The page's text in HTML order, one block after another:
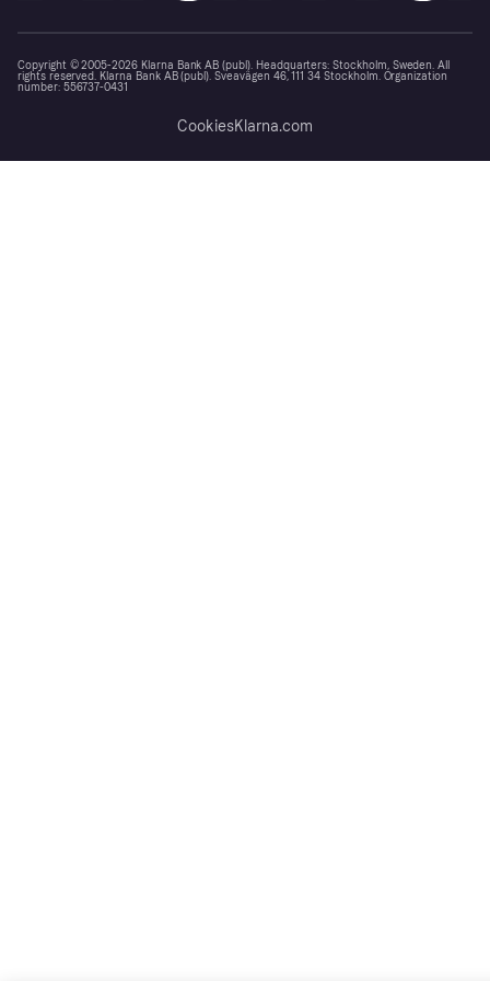
Copyright © 2005-2026 Klarna Bank AB (publ). Headquarters: Stockholm, Sweden. All
rights reserved. Klarna Bank AB (publ). Sveavägen 46, 111 34 Stockholm. Organization
number: 556737-0431
CookiesKlarna.com